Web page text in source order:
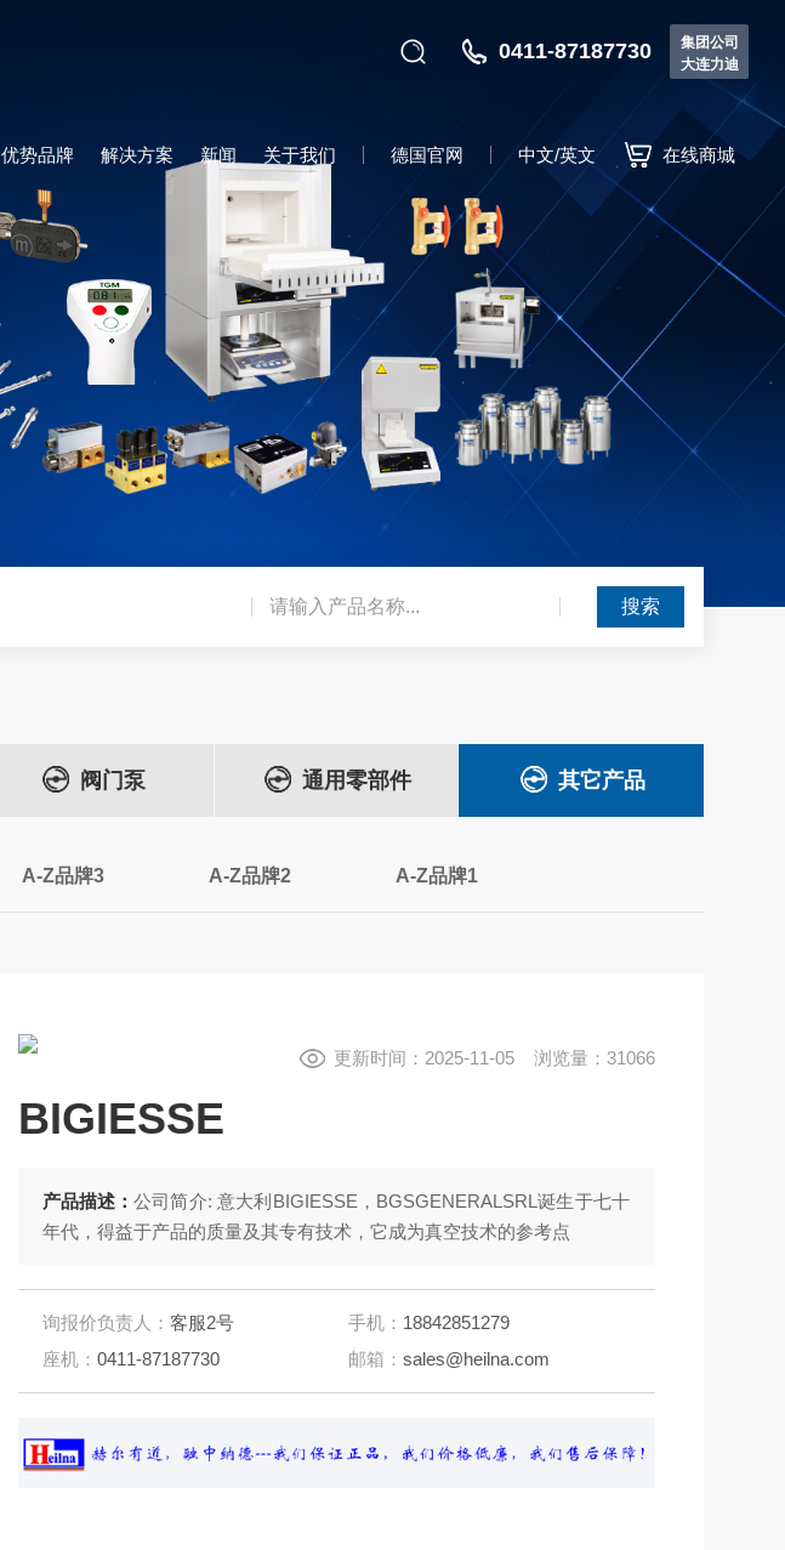
集团公司
大连力迪
0411-87187730
优势品牌 解决方案 新闻 关于我们 德国官网 中文/英文 在线商城
阀门泵 通用零部件 其它产品
A-Z品牌3 A-Z品牌2 A-Z品牌1
BIGIESSE
更新时间：2025-11-05 浏览量：31066
产品描述： 公司简介: 意大利BIGIESSE，BGSGENERALSRL诞生于七十
年代，得益于产品的质量及其专有技术，它成为真空技术的参考点
询报价负责人： 客服2号 手机： 18842851279
座机： 0411-87187730 邮箱：sales@heilna.com